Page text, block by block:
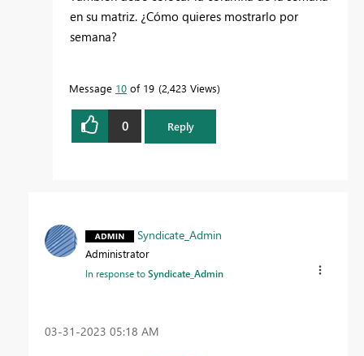
en su matriz. ¿Cómo quieres mostrarlo por
semana?
Message 10 of 19 2,423 Views
0 Reply
Syndicate_Admin
Administrator
In response toSyndicate_Admin
‎03-31-2023 05:18 AM